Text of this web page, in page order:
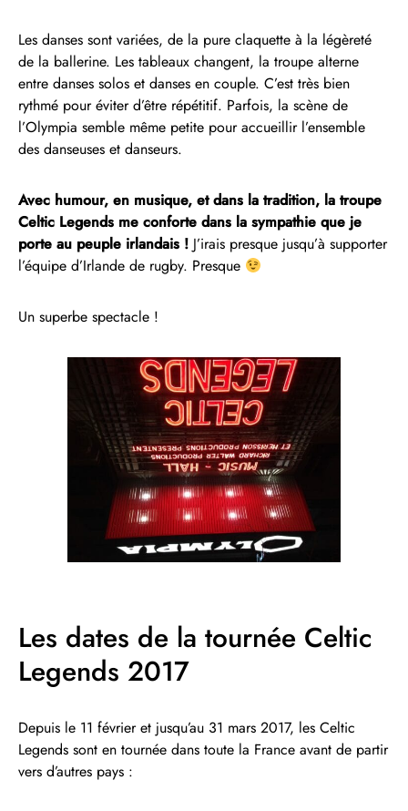
Les danses sont variées, de la pure claquette à la légèreté
de la ballerine. Les tableaux changent, la troupe alterne
entre danses solos et danses en couple. C’est très bien
rythmé pour éviter d’être répétitif. Parfois, la scène de
l’Olympia semble même petite pour accueillir l’ensemble
des danseuses et danseurs.
Avec humour, en musique, et dans la tradition, la troupe
Celtic Legends me conforte dans la sympathie que je
porte au peuple irlandais ! J’irais presque jusqu’à supporter
l’équipe d’Irlande de rugby. Presque
Un superbe spectacle !
Les dates de la tournée Celtic
Legends 2017
Depuis le 11 février et jusqu’au 31 mars 2017, les Celtic
Legends sont en tournée dans toute la France avant de partir
vers d’autres pays :